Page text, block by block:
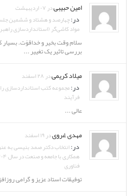
امین حبیبیدر ۰۷ اردیبهشت
در:چهارصد و هشتاد و ششمین
مواد کاشی‌گر (استانداردسازی
سلام وقت بخیر و خداقوّت. بسیار
بررسی تاثیر یک تغییر ...
میلاد کریمیدر ۲۸ اسفند
در:مجموعه کتب استانداردسازی
فرآیند
عالی ...
مهدی غرویدر ۱۹ اسفند
در:انتخاب دکتر صمد بنیسی به
فناوری
توفیقات استاد عزیز و گرامی